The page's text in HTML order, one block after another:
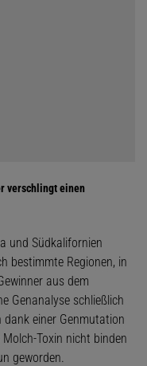
verschlingt einen
und Südkalifornien
bestimmte Regionen, in
aus dem
Genanalyse schließlich
dank einer Genmutation
Toxin nicht binden
geworden.